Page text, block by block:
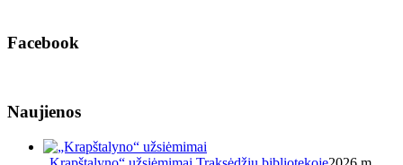
Facebook
Naujienos